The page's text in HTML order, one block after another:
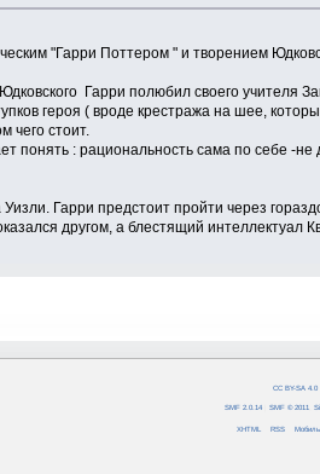
"Гарри Поттером " и творением
Гарри полюбил своего
героя ( вроде крестража на шее,
чего стоит.
понять : рациональность сама по себе
Гарри предстоит пройти через
другом, а блестящий интеллектуал
CC BY-SA 4.0
SMF 2.0.14 SMF © 2011
XHTML RSS